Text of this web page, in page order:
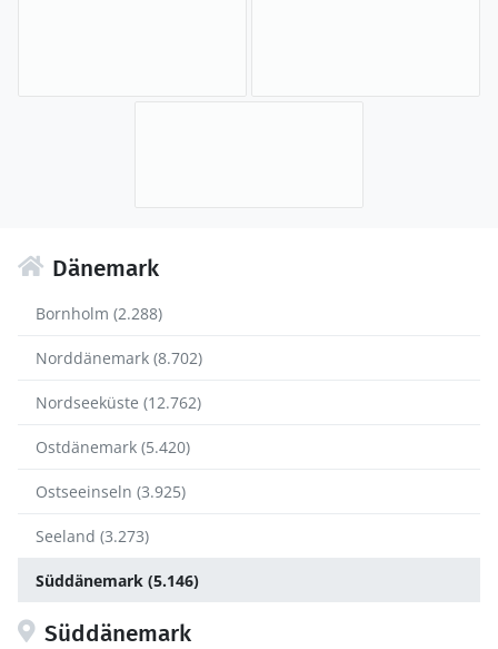
Dänemark
Bornholm (2.288)
Norddänemark (8.702)
Nordseeküste (12.762)
Ostdänemark (5.420)
Ostseeinseln (3.925)
Seeland (3.273)
Süddänemark (5.146)
Süddänemark